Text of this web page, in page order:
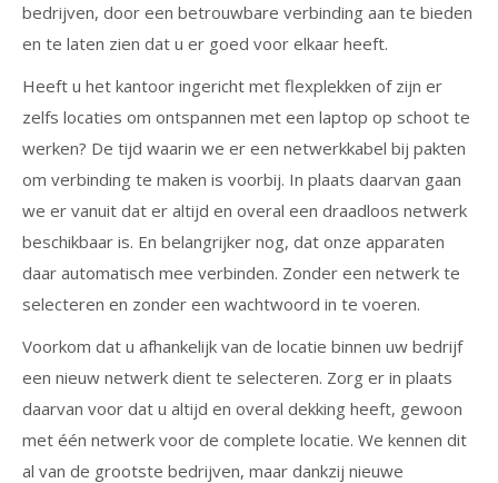
bedrijven, door een betrouwbare verbinding aan te bieden
en te laten zien dat u er goed voor elkaar heeft.
Heeft u het kantoor ingericht met flexplekken of zijn er
zelfs locaties om ontspannen met een laptop op schoot te
werken? De tijd waarin we er een netwerkkabel bij pakten
om verbinding te maken is voorbij. In plaats daarvan gaan
we er vanuit dat er altijd en overal een draadloos netwerk
beschikbaar is. En belangrijker nog, dat onze apparaten
daar automatisch mee verbinden. Zonder een netwerk te
selecteren en zonder een wachtwoord in te voeren.
Voorkom dat u afhankelijk van de locatie binnen uw bedrijf
een nieuw netwerk dient te selecteren. Zorg er in plaats
daarvan voor dat u altijd en overal dekking heeft, gewoon
met één netwerk voor de complete locatie. We kennen dit
al van de grootste bedrijven, maar dankzij nieuwe